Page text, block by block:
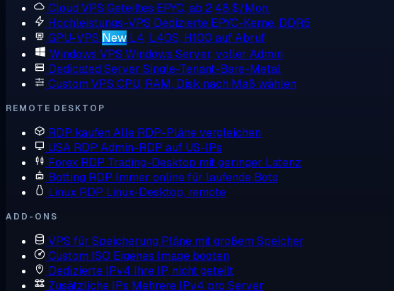
Cloud VPS Geteiltes EPYC, ab 2,48 $/Mon.
Hochleistungs-VPS Dedizierte EPYC-Kerne, DDR5
GPU-VPS New L4, L40S, H100 auf Abruf
Windows VPS Windows Server, voller Admin
Dedicated Server Single-Tenant-Bare-Metal
Custom VPS CPU, RAM, Disk nach Maß wählen
REMOTE DESKTOP
RDP kaufen Alle RDP-Pläne vergleichen
USA RDP Admin-RDP auf US-IPs
Forex RDP Trading-Desktop mit geringer Latenz
Botting RDP Immer online für laufende Bots
Linux RDP Linux-Desktop, remote
ADD-ONS
VPS für Speicherung Pläne mit großem Speicher
Custom ISO Eigenes Image booten
Dedizierte IPv4 Ihre IP, nicht geteilt
Zusätzliche IPs Mehrere IPv4 pro Server